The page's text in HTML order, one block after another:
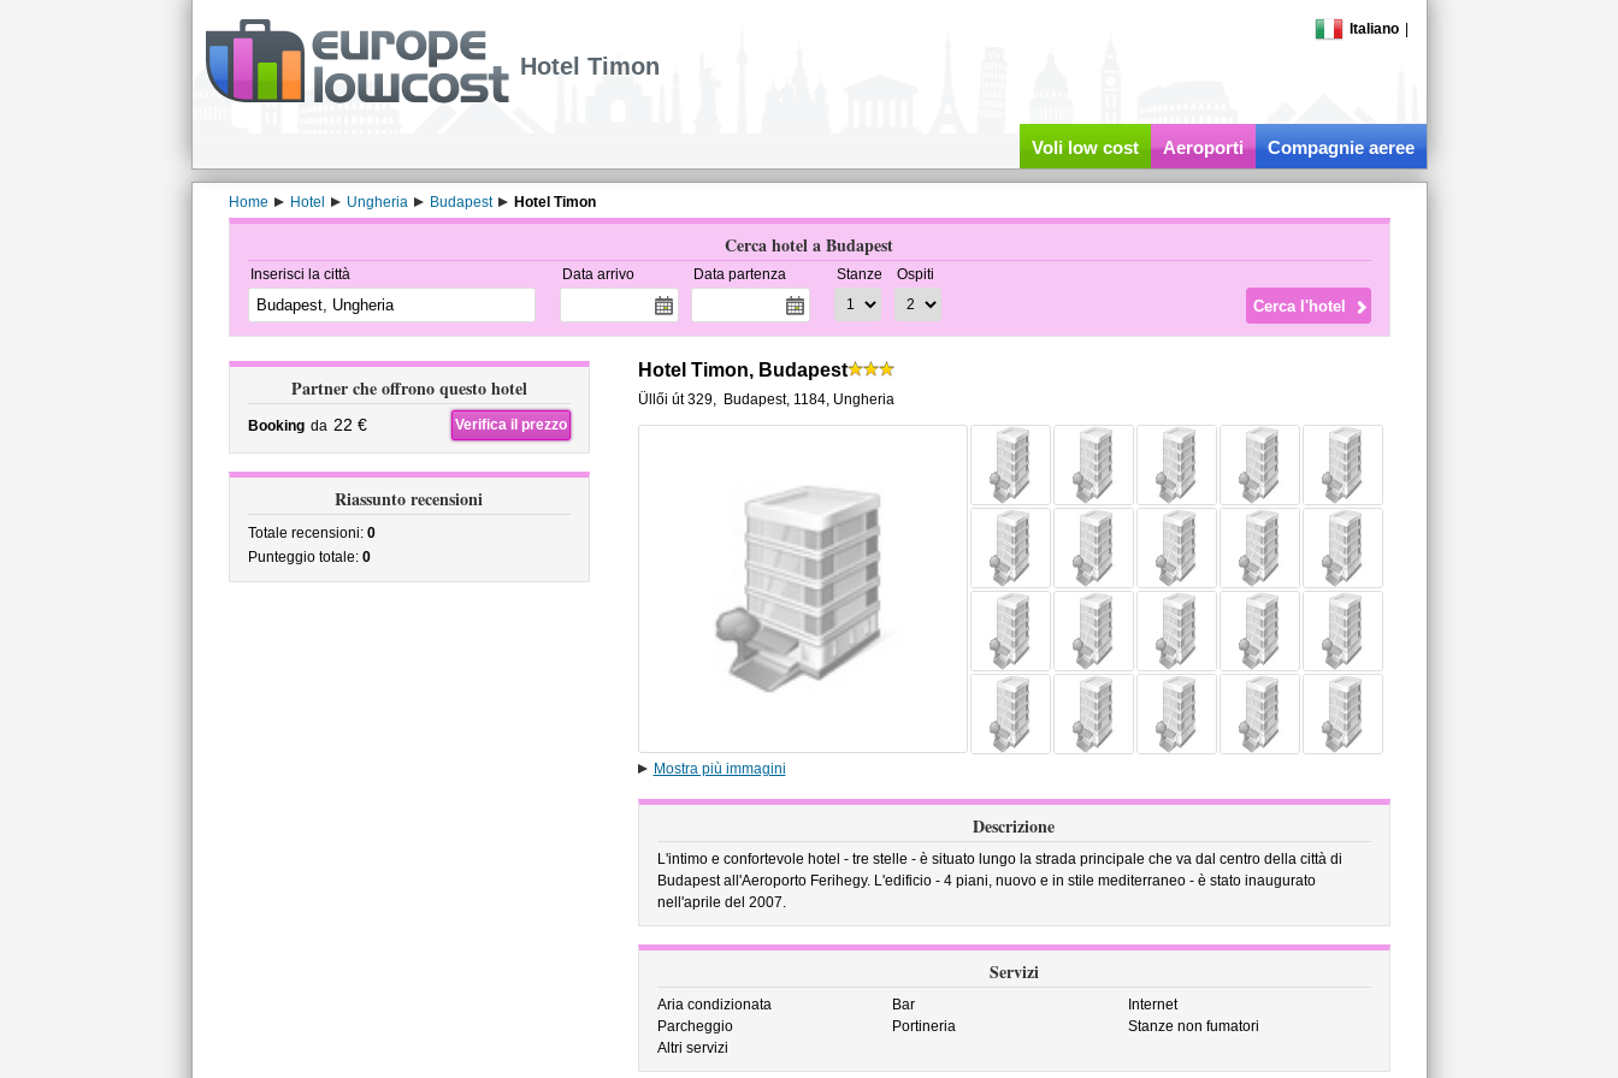
Italiano
Hotel Timon
Voli low cost Aeroporti Compagnie aeree
Home Hotel Ungheria Budapest Hotel Timon
Cerca hotel a Budapest
Inserisci la città Data arrivo Data partenza Stanze Ospiti
Partner che offrono questo hotel
Booking da 22 € Verifica il prezzo
Riassunto recensioni
Totale recensioni: 0
Punteggio totale: 0
Hotel Timon, Budapest
Üllői út 329, Budapest, 1184, Ungheria
Mostra più immagini
Descrizione
L'intimo e confortevole hotel - tre stelle - è situato lungo la strada principale che va dal centro della città di
Budapest all'Aeroporto Ferihegy. L'edificio - 4 piani, nuovo e in stile mediterraneo - è stato inaugurato
nell'aprile del 2007.
Servizi
Aria condizionata Bar
Internet
Parcheggio
Portineria
Stanze non fumatori
Altri servizi